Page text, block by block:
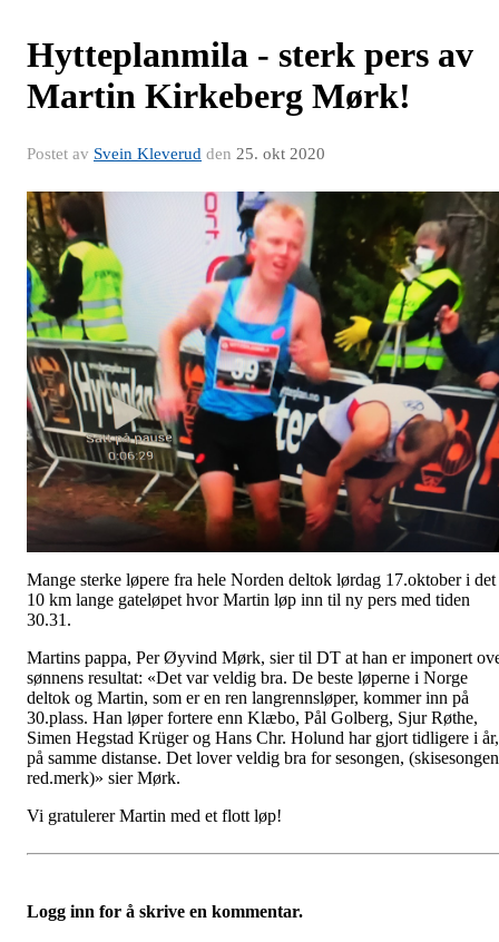
Hytteplanmila - sterk pers av
Martin Kirkeberg Mørk!
Postet av Svein Kleverud den 25. okt 2020
Mange sterke løpere fra hele Norden deltok lørdag 17.oktober i det
10 km lange gateløpet hvor Martin løp inn til ny pers med tiden
30.31.
Martins pappa, Per Øyvind Mørk, sier til DT at han er imponert
sønnens resultat: «Det var veldig bra. De beste løperne i Norge
deltok og Martin, som er en ren langrennsløper, kommer inn på
30.plass. Han løper fortere enn Klæbo, Pål Golberg, Sjur Røthe,
Simen Hegstad Krüger og Hans Chr. Holund har gjort tidligere i år,
på samme distanse. Det lover veldig bra for sesongen, (skisesongen
red.merk)» sier Mørk.
Vi gratulerer Martin med et flott løp!
Logg inn for å skrive en kommentar.